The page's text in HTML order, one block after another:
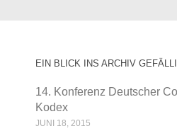
EIN BLICK INS ARCHIV
14. Konferenz Deutscher
Kodex
JUNI 18, 2015